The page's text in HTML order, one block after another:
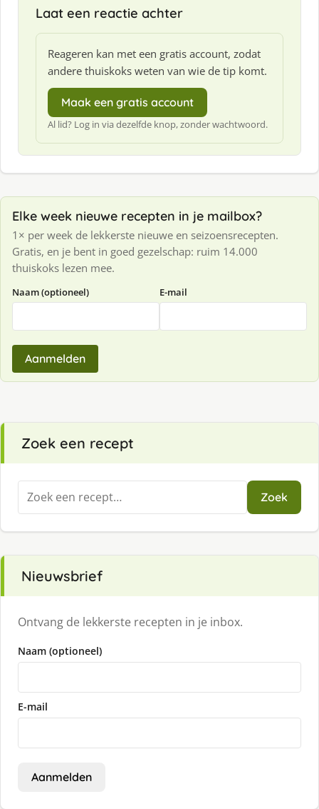
Laat een reactie achter
Reageren kan met een gratis account, zodat
andere thuiskoks weten van wie de tip komt.
Maak een gratis account
Al lid? Log in via dezelfde knop, zonder wachtwoord.
Elke week nieuwe recepten in je mailbox?
1× per week de lekkerste nieuwe en seizoensrecepten.
Gratis, en je bent in goed gezelschap: ruim 14.000
thuiskoks lezen mee.
Naam (optioneel) E-mail
Aanmelden
Zoek een recept
Zoeken
naar:
Zoek
Nieuwsbrief
Ontvang de lekkerste recepten in je inbox.
Naam (optioneel)
E-mail
Aanmelden